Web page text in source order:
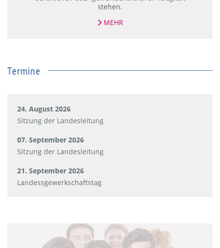
stehen.
MEHR
Termine
24. August 2026
Sitzung der Landesleitung
07. September 2026
Sitzung der Landesleitung
21. September 2026
Landessgewerkschaftstag